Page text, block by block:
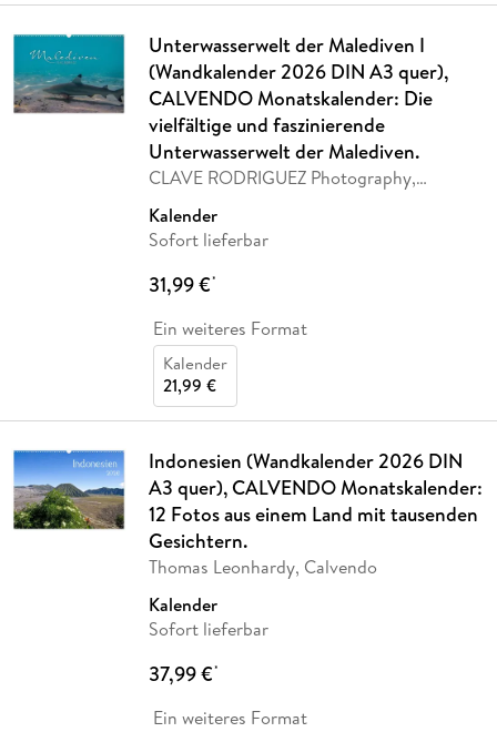
Unterwasserwelt der Malediven I
(Wandkalender 2026 DIN A3 quer),
CALVENDO Monatskalender: Die
vielfältige und faszinierende
Unterwasserwelt der Malediven.
CLAVE RODRIGUEZ Photography,
Kalender
Sofort lieferbar
31,99 €*
Ein weiteres Format
Kalender
21,99 €
Indonesien (Wandkalender 2026 DIN
A3 quer), CALVENDO Monatskalender:
12 Fotos aus einem Land mit tausenden
Gesichtern.
Thomas Leonhardy, Calvendo
Kalender
Sofort lieferbar
37,99 €*
Ein weiteres Format